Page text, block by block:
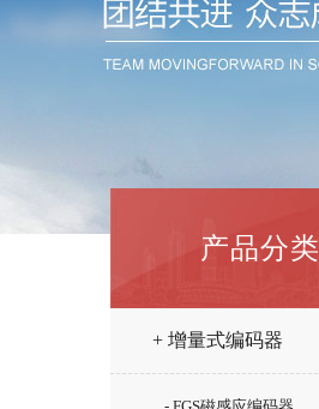
产品分类
+ 增量式编码器